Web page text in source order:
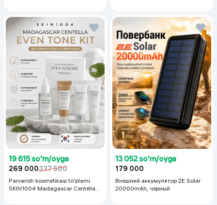
19 615 so'm/oyga
269 000337 500
Parvarish kosmetikasi to'plami
SKIN1004 Madagascar Centella
13 052 so'm/oyga
179 000
Внешний аккумулятор 2E Solar
20000mAh, черный